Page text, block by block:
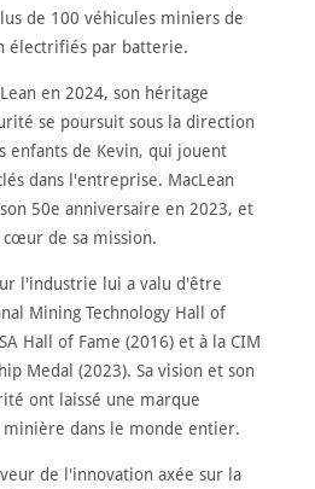
de 100 véhicules miniers de
électrifiés par batterie.
en 2024, son héritage
se poursuit sous la direction
enfants de Kevin, qui jouent
dans l'entreprise. MacLean
50e anniversaire en 2023, et
de sa mission.
l'industrie lui a valu d'être
Mining Technology Hall of
Hall of Fame (2016) et à la CIM
Medal (2023). Sa vision et son
ont laissé une marque
dans le monde entier.
de l'innovation axée sur la